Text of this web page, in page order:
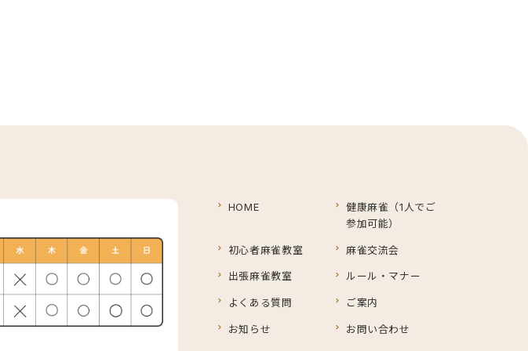
HOME
健康麻雀（1人でご
参加可能）
初心者麻雀教室 麻雀交流会
出張麻雀教室 ルール・マナー
よくある質問 ご案内
お知らせ お問い合わせ